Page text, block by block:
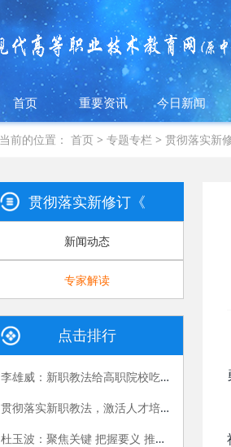
首页 重要资讯 今日新闻
前的位置：首页 >专题专栏 >贯彻落实新
贯彻落实新修订《中华人民共
新闻动态
专家解读
点击排行
李雄威：新职教法给高职院校吃下定心丸，注入新动能
贯彻落实新职教法，激活人才培养新动能
杜玉波：聚焦关键 把握要义 推动职业教育高质量发展